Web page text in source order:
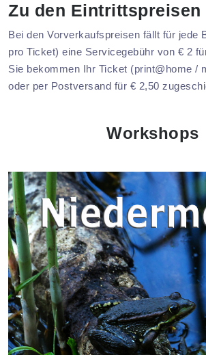
Zu den Eintrittspreisen
Bei den Vorverkaufspreisen fällt für jede
pro Ticket) eine Servicegebühr von € 2
Sie bekommen Ihr Ticket (print@home /
oder per Postversand für € 2,50
Workshops